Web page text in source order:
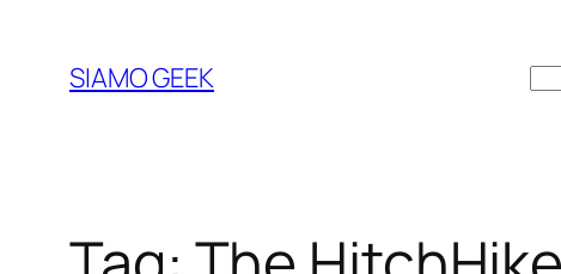
contenuto
SIAMO GEEK